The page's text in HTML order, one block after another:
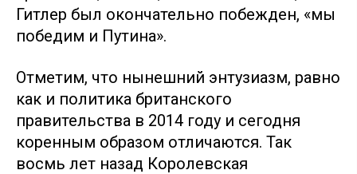
Гитлер был окончательно побежден, «мы
победим и Путина».
Отметим, что нынешний энтузиазм, равно
как и политика британского
правительства в 2014 году и сегодня
коренным образом отличаются. Так
восмь лет назад Королевская